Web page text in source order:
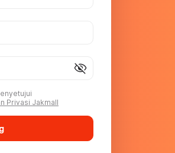
visibility_off
Privasi Jakmall